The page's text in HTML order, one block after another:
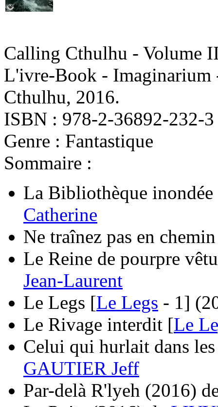
Calling Cthulhu - Volume
L'ivre-Book - Imaginarium
Cthulhu, 2016.
ISBN : 978-2-36892-232-3
Genre : Fantastique
Sommaire :
La Bibliothèque inondée
Catherine
Ne traînez pas en chemin
Le Reine de pourpre
Jean-Laurent
Le Legs [Le Legs - 1]
Le Rivage interdit [Le
Celui qui hurlait dans
GAUTIER Jeff
Par-delà R'lyeh (2016)